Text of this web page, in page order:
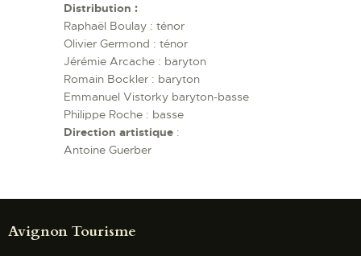
Distribution :
Raphaël Boulay : ténor
Olivier Germond : ténor
Jérémie Arcache : baryton
Romain Bockler : baryton
Emmanuel Vistorky baryton-basse
Philippe Roche : basse
Direction artistique :
Antoine Guerber
Avignon Tourisme